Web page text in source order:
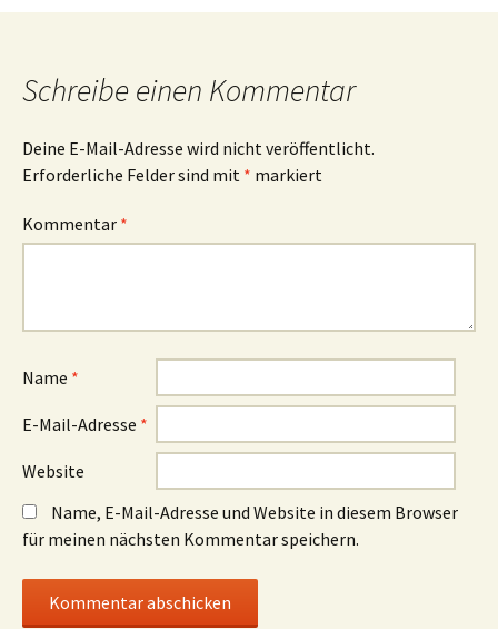
Schreibe einen Kommentar
Deine E-Mail-Adresse wird nicht veröffentlicht.
Erforderliche Felder sind mit * markiert
Kommentar *
Name *
E-Mail-Adresse *
Website
Name, E-Mail-Adresse und Website in diesem Browser
für meinen nächsten Kommentar speichern.